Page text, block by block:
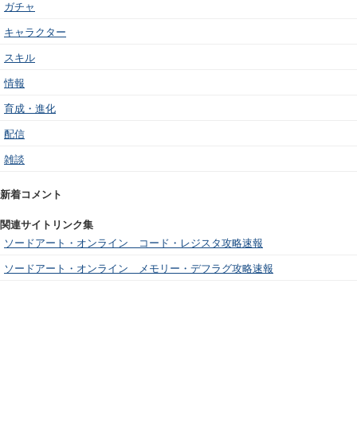
ガチャ
キャラクター
スキル
情報
育成・進化
配信
雑談
新着コメント
関連サイトリンク集
ソードアート・オンライン コード・レジスタ攻略速報
ソードアート・オンライン メモリー・デフラグ攻略速報